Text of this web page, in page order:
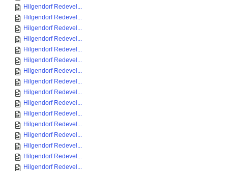
Hilgendorf Redevel...
Hilgendorf Redevel...
Hilgendorf Redevel...
Hilgendorf Redevel...
Hilgendorf Redevel...
Hilgendorf Redevel...
Hilgendorf Redevel...
Hilgendorf Redevel...
Hilgendorf Redevel...
Hilgendorf Redevel...
Hilgendorf Redevel...
Hilgendorf Redevel...
Hilgendorf Redevel...
Hilgendorf Redevel...
Hilgendorf Redevel...
Hilgendorf Redevel...